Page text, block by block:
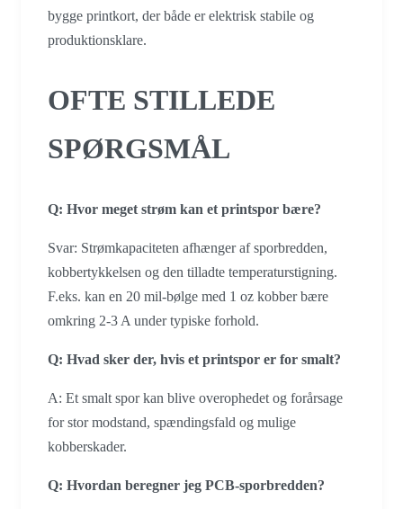
bygge printkort, der både er elektrisk stabile og
produktionsklare.
OFTE STILLEDE
SPØRGSMÅL
Q: Hvor meget strøm kan et printspor bære?
Svar: Strømkapaciteten afhænger af sporbredden,
kobbertykkelsen og den tilladte temperaturstigning.
F.eks. kan en 20 mil-bølge med 1 oz kobber bære
omkring 2-3 A under typiske forhold.
Q: Hvad sker der, hvis et printspor er for smalt?
A: Et smalt spor kan blive overophedet og forårsage
for stor modstand, spændingsfald og mulige
kobberskader.
Q: Hvordan beregner jeg PCB-sporbredden?